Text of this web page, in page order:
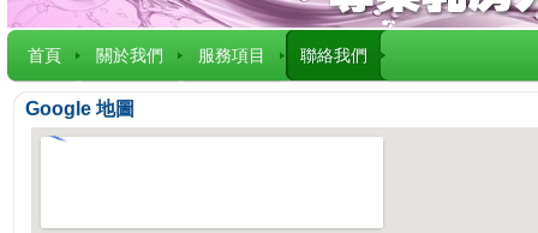
首頁 關於我們 服務項目 聯絡我們
Google 地圖